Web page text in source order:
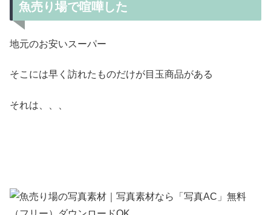
魚売り場で喧嘩した
地元のお安いスーパー
そこには早く訪れたものだけが目玉商品がある
それは、、、